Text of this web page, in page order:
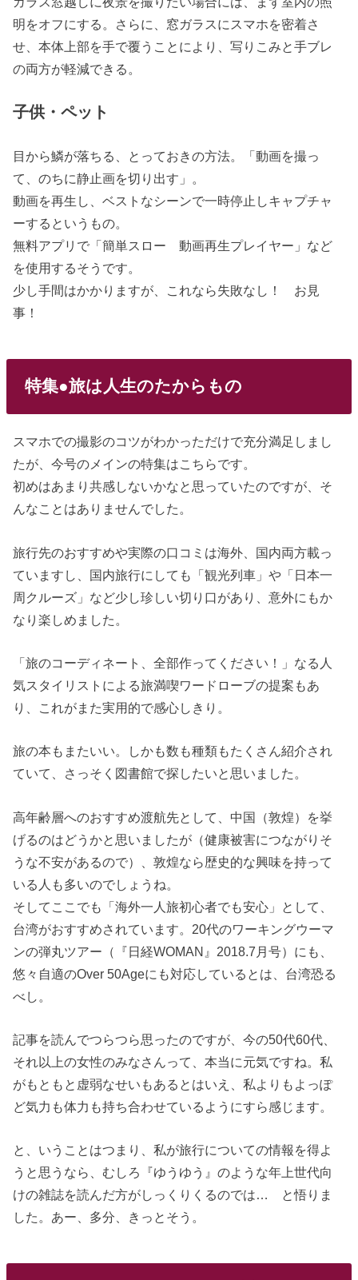
明をオフにする。さらに、窓ガラスにスマホを密着さ
せ、本体上部を手で覆うことにより、写りこみと手ブレ
の両方が軽減できる。
子供・ペット
目から鱗が落ちる、とっておきの方法。「動画を撮っ
て、のちに静止画を切り出す」。
動画を再生し、ベストなシーンで一時停止しキャプチャ
ーするというもの。
無料アプリで「簡単スロー 動画再生プレイヤー」など
を使用するそうです。
少し手間はかかりますが、これなら失敗なし！ お見
事！
特集●旅は人生のたからもの
スマホでの撮影のコツがわかっただけで充分満足しまし
たが、今号のメインの特集はこちらです。
初めはあまり共感しないかなと思っていたのですが、そ
んなことはありませんでした。
旅行先のおすすめや実際の口コミは海外、国内両方載っ
ていますし、国内旅行にしても「観光列車」や「日本一
周クルーズ」など少し珍しい切り口があり、意外にもか
なり楽しめました。
「旅のコーディネート、全部作ってください！」なる人
気スタイリストによる旅満喫ワードローブの提案もあ
り、これがまた実用的で感心しきり。
旅の本もまたいい。しかも数も種類もたくさん紹介され
ていて、さっそく図書館で探したいと思いました。
高年齢層へのおすすめ渡航先として、中国（敦煌）を挙
げるのはどうかと思いましたが（健康被害につながりそ
うな不安があるので）、敦煌なら歴史的な興味を持って
いる人も多いのでしょうね。
そしてここでも「海外一人旅初心者でも安心」として、
台湾がおすすめされています。20代のワーキングウーマ
ンの弾丸ツアー（『日経WOMAN』2018.7月号）にも、
悠々自適のOver 50Ageにも対応しているとは、台湾恐る
べし。
記事を読んでつらつら思ったのですが、今の50代60代、
それ以上の女性のみなさんって、本当に元気ですね。私
がもともと虚弱なせいもあるとはいえ、私よりもよっぽ
ど気力も体力も持ち合わせているようにすら感じます。
と、いうことはつまり、私が旅行についての情報を得よ
うと思うなら、むしろ『ゆうゆう』のような年上世代向
けの雑誌を読んだ方がしっくりくるのでは… と悟りま
した。あー、多分、きっとそう。